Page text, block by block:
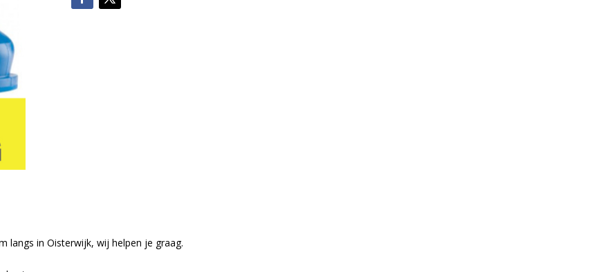
langs in Oisterwijk, wij helpen je graag.